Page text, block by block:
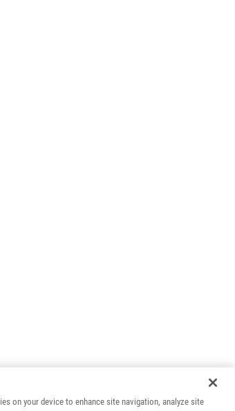
on your device to enhance site navigation, analyze site